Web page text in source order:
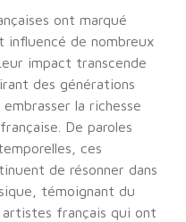
ont marqué
influencé de nombreux
impact transcende
des générations
la richesse
De paroles
ces
de résonner dans
témoignant du
français qui ont